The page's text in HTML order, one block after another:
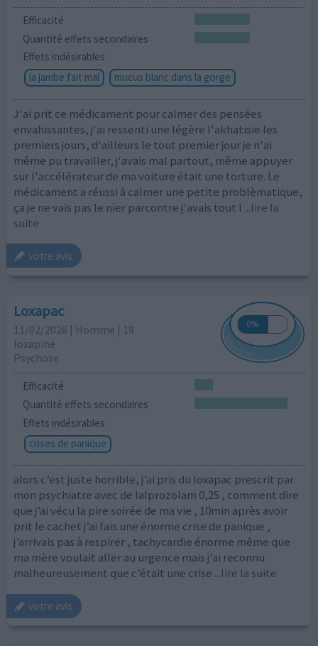
Efficacité
Quantité effets secondaires
Effets indésirables
la jambe fait mal
mucus blanc dans la gorge
J'ai prit ce médicament pour calmer des pensées
envahissantes, j'ai ressenti une légère l'akhatisie les
premiers jours, d'ailleurs le tout premier jour je n'ai
même pu travailler, j'avais mal partout, même appuyer
sur l'accélérateur de ma voiture était une torture. Le
médicament a réussi à calmer une petite problèmatique,
ça je ne vais pas le nier parcontre j'avais tout l ...lire la
suite
votre avis
Loxapac
11/02/2026 | Homme | 19
loxapine
Psychose
Efficacité
Quantité effets secondaires
Effets indésirables
crises de panique
alors c’est juste horrible, j’ai pris du loxapac prescrit par
mon psychiatre avec de lalprozolam 0,25 , comment dire
que j’ai vécu la pire soirée de ma vie , 10min après avoir
prit le cachet j’ai fais une énorme crise de panique ,
j’arrivais pas à respirer , tachycardie énorme même que
ma mère voulait aller au urgence mais j’ai reconnu
malheureusement que c’était une crise ...lire la suite
votre avis